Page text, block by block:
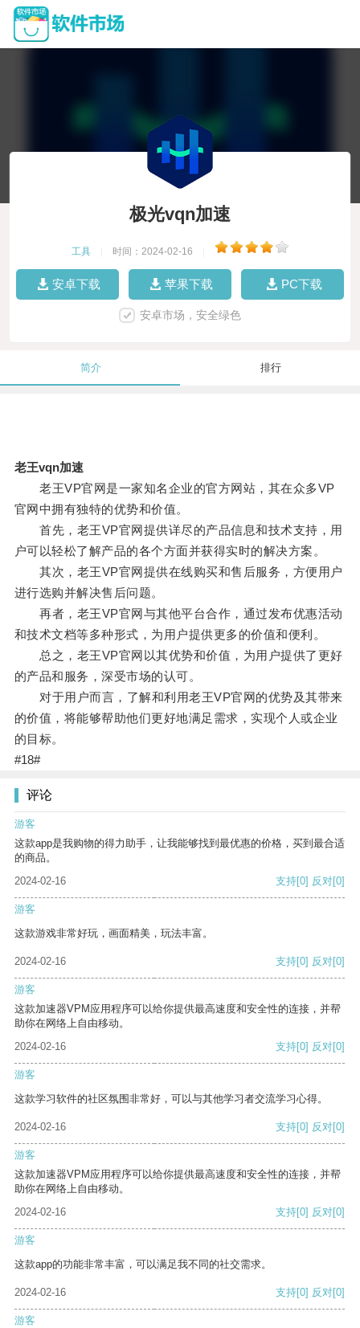
极光vqn加速
工具 时间：2024-02-16
安卓下载 苹果下载 PC下载
安卓市场，安全绿色
简介 排行
老王vqn加速
老王VP官网是一家知名企业的官方网站，其在众多VP
官网中拥有独特的优势和价值。
首先，老王VP官网提供详尽的产品信息和技术支持，用
户可以轻松了解产品的各个方面并获得实时的解决方案。
其次，老王VP官网提供在线购买和售后服务，方便用户
进行选购并解决售后问题。
再者，老王VP官网与其他平台合作，通过发布优惠活动
和技术文档等多种形式，为用户提供更多的价值和便利。
总之，老王VP官网以其优势和价值，为用户提供了更好
的产品和服务，深受市场的认可。
对于用户而言，了解和利用老王VP官网的优势及其带来
的价值，将能够帮助他们更好地满足需求，实现个人或企业
的目标。
#18#
评论
游客
这款app是我购物的得力助手，让我能够找到最优惠的价格，买到最合适
的商品。
2024-02-16
支持[0] 反对[0]
游客
这款游戏非常好玩，画面精美，玩法丰富。
2024-02-16 支持[0] 反对[0]
游客
这款加速器VPM应用程序可以给你提供最高速度和安全性的连接，并帮
助你在网络上自由移动。
2024-02-16
支持[0] 反对[0]
游客
这款学习软件的社区氛围非常好，可以与其他学习者交流学习心得。
2024-02-16 支持[0] 反对[0]
游客
这款加速器VPM应用程序可以给你提供最高速度和安全性的连接，并帮
助你在网络上自由移动。
2024-02-16
支持[0] 反对[0]
游客
这款app的功能非常丰富，可以满足我不同的社交需求。
2024-02-16 支持[0] 反对[0]
游客